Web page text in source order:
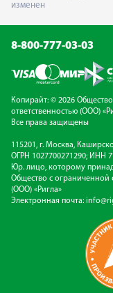
изменен
8-800-777-03-03
Копирайт: © 2026
ответственностью (ООО)
Все права защищены
115201, г. Москва,
ОГРН 1027700271290; ИНН
Юр. лицо, которому
Общество с ограниченной
(ООО) «Ригла»
Электронная почта: